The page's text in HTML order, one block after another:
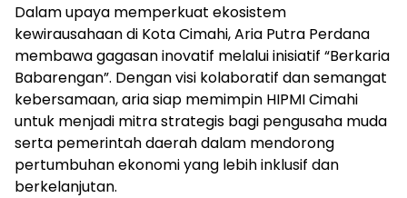
Dalam upaya memperkuat ekosistem
kewirausahaan di Kota Cimahi, Aria Putra Perdana
membawa gagasan inovatif melalui inisiatif “Berkaria
Babarengan”. Dengan visi kolaboratif dan semangat
kebersamaan, aria siap memimpin HIPMI Cimahi
untuk menjadi mitra strategis bagi pengusaha muda
serta pemerintah daerah dalam mendorong
pertumbuhan ekonomi yang lebih inklusif dan
berkelanjutan.